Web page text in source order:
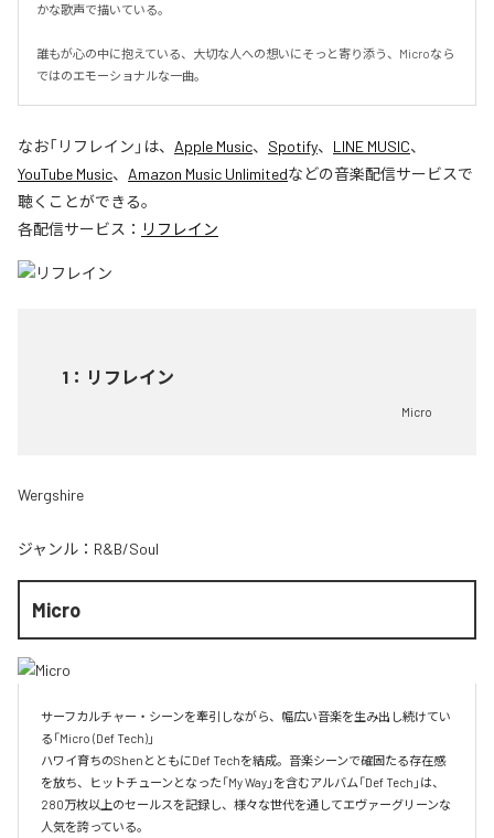
かな歌声で描いている。
誰もが心の中に抱えている、大切な人への想いにそっと寄り添う、Microなら
ではのエモーショナルな一曲。
なお「リフレイン 」は、 Apple Music、 Spotify、 LINE MUSIC、
YouTube Music、 Amazon Music Unlimitedなどの音楽配信サービスで
聴くことができる。
各配信サービス： リフレイン
1 ： リフレイン
Micro
Wergshire
ジャンル： R&B/Soul
Micro
サーフカルチャー・シーンを牽引しながら、幅広い音楽を生み出し続けてい
る「Micro (Def Tech)」
ハワイ育ちのShenとともにDef Techを結成。音楽シーンで確固たる存在感
を放ち、ヒットチューンとなった「My Way」を含むアルバム「Def Tech」は、
280万枚以上のセールスを記録し、様々な世代を通してエヴァーグリーンな
人気を誇っている。